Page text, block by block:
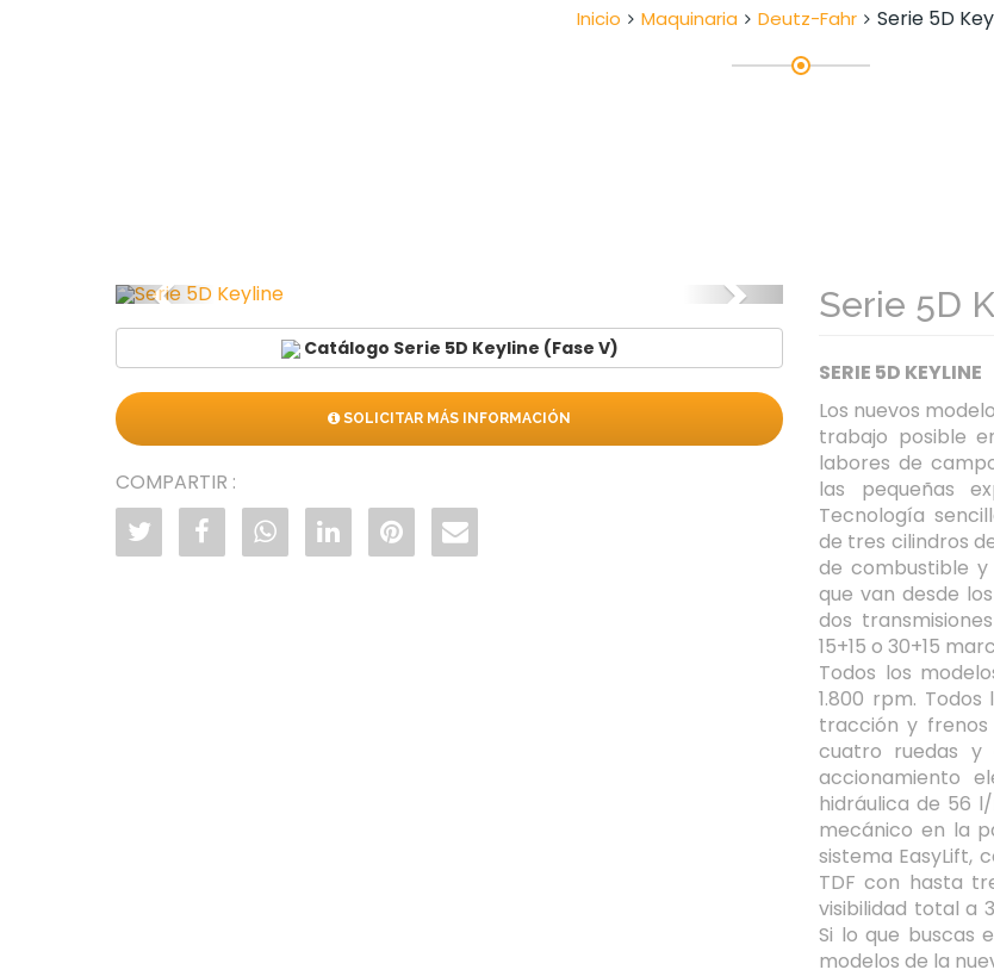
Inicio Maquinaria Deutz-Fahr Serie 5D
Anterior Siguiente
Catálogo Serie 5D Keyline (Fase V)
SOLICITAR MÁS INFORMACIÓN
COMPARTIR :
Serie 5D
SERIE 5D KEYLINE
Los nuevos
trabajo posible
labores de
las pequeñas
Tecnología
de tres cilindros
de combustible
que van desde
dos
15+15 o 30+15
Todos los
1.800 rpm.
tracción y
cuatro ruedas y
accionamiento
hidráulica de 56
mecánico en la
sistema EasyLift,
TDF con hasta
visibilidad total a
Si lo que buscas
modelos de la